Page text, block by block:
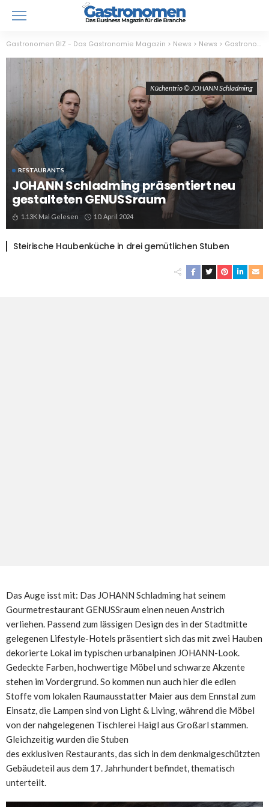
Gastronomen BIZ - Das Gastronomie Magazin > News > News > Gastronomie
RESTAURANTS
JOHANN Schladming präsentiert neu
gestalteten GENUSSraum
1.13K Mal Gelesen 10. April 2024
Küchentrio © JOHANN Schladming
Steirische Haubenküche in drei gemütlichen Stuben
Das Auge isst mit: Das JOHANN Schladming hat seinem
Gourmetrestaurant GENUSSraum einen neuen Anstrich
verliehen. Passend zum lässigen Design des in der Stadtmitte
gelegenen Lifestyle-Hotels präsentiert sich das mit zwei Hauben
dekorierte Lokal im typischen urbanalpinen JOHANN-Look.
Gedeckte Farben, hochwertige Möbel und schwarze Akzente
stehen im Vordergrund. So kommen nun auch hier die edlen
Stoffe vom lokalen Raumausstatter Maier aus dem Ennstal zum
Einsatz, die Lampen sind von Light & Living, während die Möbel
von der nahgelegenen Tischlerei Haigl aus Großarl stammen.
Gleichzeitig wurden die Stuben
des exklusiven Restaurants, das sich in dem denkmalgeschützten
Gebäudeteil aus dem 17. Jahrhundert befindet, thematisch
unterteilt.